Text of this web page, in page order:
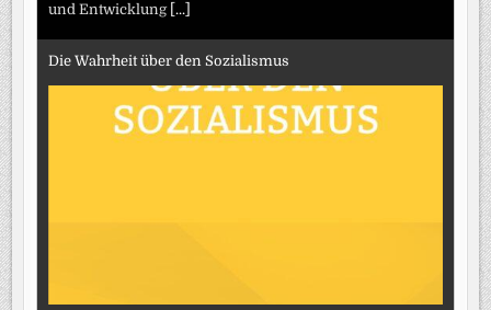
und Entwicklung [...]
Die Wahrheit über den Sozialismus